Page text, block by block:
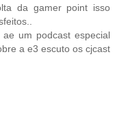
da gamer point isso
um podcast especial
a e3 escuto os cjcast